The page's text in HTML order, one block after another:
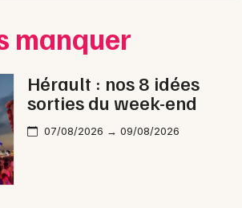
manquer
Hérault : nos 8 idées
sorties du week-end
07/08/2026 → 09/08/2026